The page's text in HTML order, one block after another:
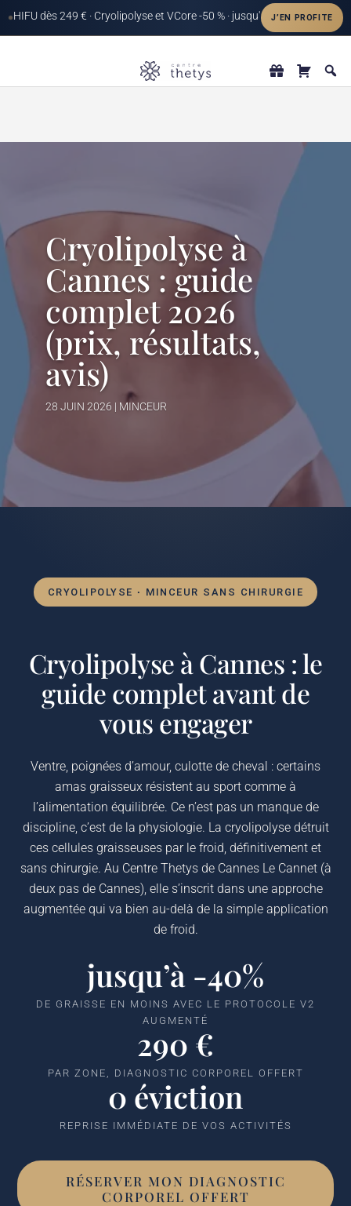
Cryolipolyse à
Cannes : guide
complet 2026
(prix, résultats,
avis)
28 JUIN 2026 | MINCEUR
CRYOLIPOLYSE · MINCEUR SANS CHIRURGIE
Cryolipolyse à Cannes : le
guide complet avant de
vous engager
Ventre, poignées d’amour, culotte de cheval : certains
amas graisseux résistent au sport comme à
l’alimentation équilibrée. Ce n’est pas un manque de
discipline, c’est de la physiologie. La cryolipolyse détruit
ces cellules graisseuses par le froid, définitivement et
sans chirurgie. Au Centre Thetys de Cannes Le Cannet (à
deux pas de Cannes), elle s’inscrit dans une approche
augmentée qui va bien au-delà de la simple application
de froid.
jusqu’à -40%
DE GRAISSE EN MOINS AVEC LE PROTOCOLE V2
AUGMENTÉ
290 €
PAR ZONE, DIAGNOSTIC CORPOREL OFFERT
0 éviction
REPRISE IMMÉDIATE DE VOS ACTIVITÉS
RÉSERVER MON DIAGNOSTIC
CORPOREL OFFERT